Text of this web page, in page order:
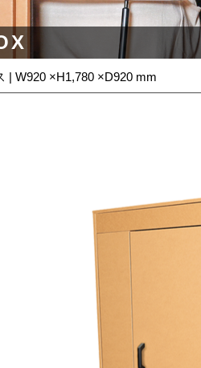
| W920 ×H1,780 ×D920 mm